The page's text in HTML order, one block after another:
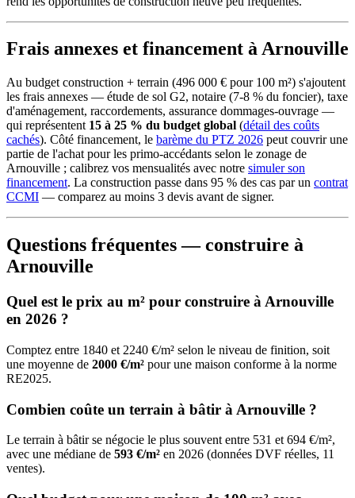
Frais annexes et financement à Arnouville
Au budget construction + terrain (496 000 € pour 100 m²) s'ajoutent
les frais annexes — étude de sol G2, notaire (7-8 % du foncier), taxe
d'aménagement, raccordements, assurance dommages-ouvrage —
qui représentent 15 à 25 % du budget global (détail des coûts
cachés). Côté financement, le barème du PTZ 2026 peut couvrir une
partie de l'achat pour les primo-accédants selon le zonage de
Arnouville ; calibrez vos mensualités avec notre simuler son
financement. La construction passe dans 95 % des cas par un contrat
CCMI — comparez au moins 3 devis avant de signer.
Questions fréquentes — construire à
Arnouville
Quel est le prix au m² pour construire à Arnouville
en 2026 ?
Comptez entre 1840 et 2240 €/m² selon le niveau de finition, soit
une moyenne de 2000 €/m² pour une maison conforme à la norme
RE2025.
Combien coûte un terrain à bâtir à Arnouville ?
Le terrain à bâtir se négocie le plus souvent entre 531 et 694 €/m²,
avec une médiane de 593 €/m² en 2026 (données DVF réelles, 11
ventes).